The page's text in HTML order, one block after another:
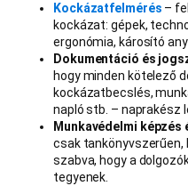
Kockázatfelmérés –
kockázat: gépek,
ergonómia, károsító
Dokumentáció és
hogy minden kötelező
kockázatbecslés,
napló stb. – naprakész
Munkavédelmi
csak tankönyvszerűen,
szabva, hogy a
tegyenek.